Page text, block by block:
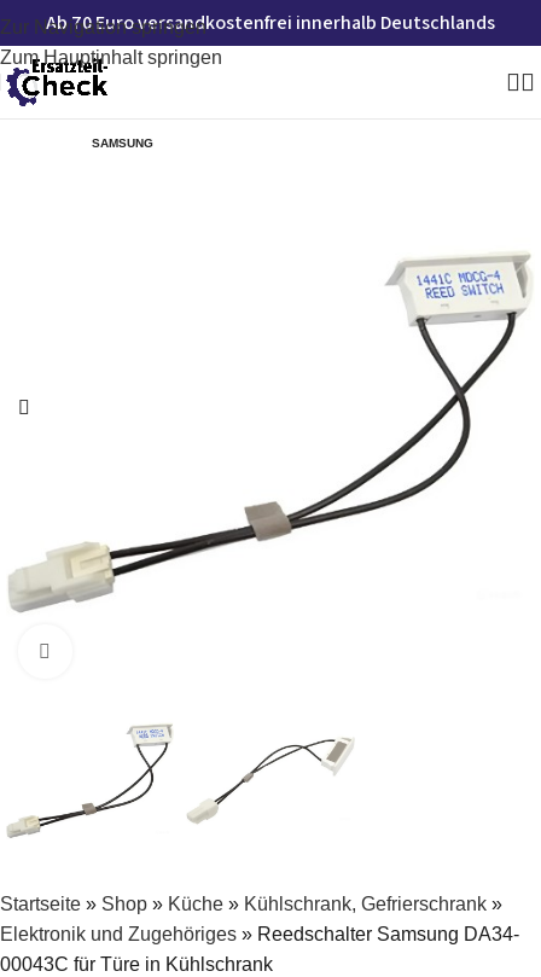
Zur Navigation springen
Zum Hauptinhalt springen
Ab 70 Euro versandkostenfrei innerhalb Deutschlands
SAMSUNG
Startseite » Shop » Küche » Kühlschrank, Gefrierschrank »
Elektronik und Zugehöriges » Reedschalter Samsung DA34-
00043C für Türe in Kühlschrank